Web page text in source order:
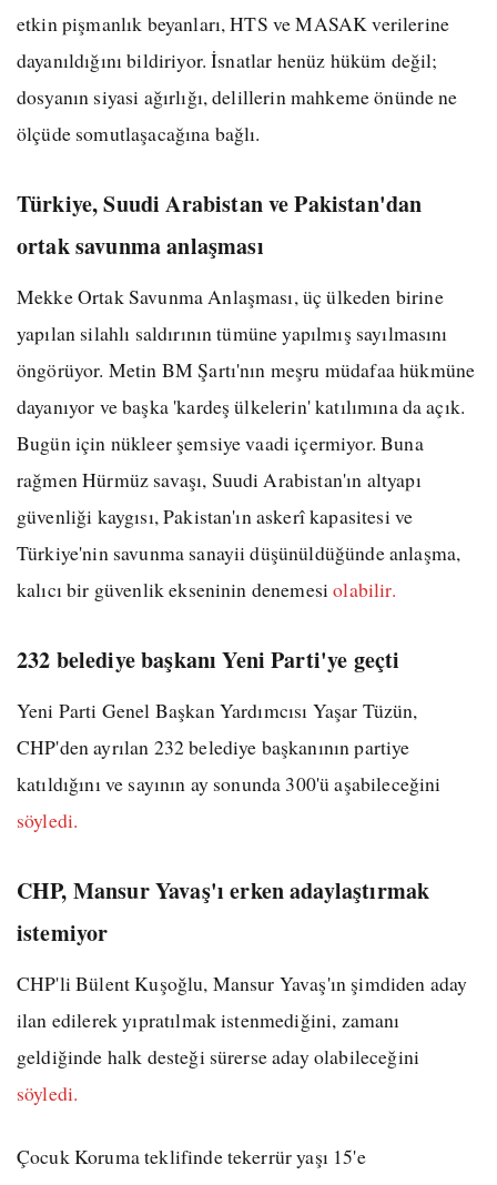
etkin pişmanlık beyanları, HTS ve MASAK verilerine
dayanıldığını bildiriyor. İsnatlar henüz hüküm değil;
dosyanın siyasi ağırlığı, delillerin mahkeme önünde ne
ölçüde somutlaşacağına bağlı.
Türkiye, Suudi Arabistan ve Pakistan'dan
ortak savunma anlaşması
Mekke Ortak Savunma Anlaşması, üç ülkeden birine
yapılan silahlı saldırının tümüne yapılmış sayılmasını
öngörüyor. Metin BM Şartı'nın meşru müdafaa hükmüne
dayanıyor ve başka 'kardeş ülkelerin' katılımına da açık.
Bugün için nükleer şemsiye vaadi içermiyor. Buna
rağmen Hürmüz savaşı, Suudi Arabistan'ın altyapı
güvenliği kaygısı, Pakistan'ın askerî kapasitesi ve
Türkiye'nin savunma sanayii düşünüldüğünde anlaşma,
kalıcı bir güvenlik ekseninin denemesiolabilir.
232 belediye başkanı Yeni Parti'ye geçti
Yeni Parti Genel Başkan Yardımcısı Yaşar Tüzün,
CHP'den ayrılan 232 belediye başkanının partiye
katıldığını ve sayının ay sonunda 300'ü aşabileceğini
söyledi.
CHP, Mansur Yavaş'ı erken adaylaştırmak
istemiyor
CHP'li Bülent Kuşoğlu, Mansur Yavaş'ın şimdiden aday
ilan edilerek yıpratılmak istenmediğini, zamanı
geldiğinde halk desteği sürerse aday olabileceğini
söyledi.
Çocuk Koruma teklifinde tekerrür yaşı 15'e